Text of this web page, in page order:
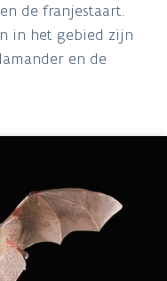
de franjestaart.
in het gebied zijn
en de